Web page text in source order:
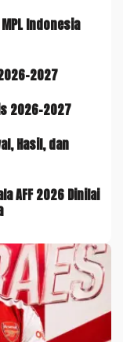
Indonesia
2027
2026-2027
Hasil, dan
AFF 2026 Dinilai